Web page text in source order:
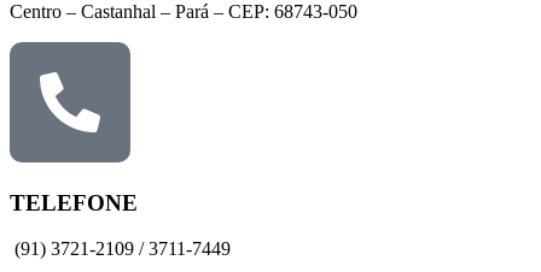
Centro – Castanhal – Pará – CEP: 68743-050
TELEFONE
(91) 3721-2109 / 3711-7449